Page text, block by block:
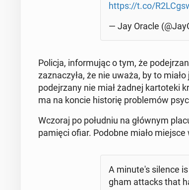
https://t.co/
— Jay Oracle
Policja, in­for­mu­jąc o tym, że
za­zna­czy­ła, że nie uważa, by to
po­dej­rza­ny nie miał żadnej kar­to­te­ki
ma na koncie hi­sto­rię pro­ble­mów
Wczoraj po po­łu­dniu na głównym
pamięci ofiar. Podobne miało
A mi­nu­te­'s silence
gham attacks that